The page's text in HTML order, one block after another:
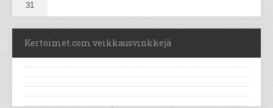
31
Kertoimet.com veikkausvinkkejä